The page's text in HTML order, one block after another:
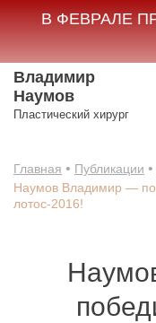
В ФЕВРАЛЕ
Владимир
Наумов
Пластический хирург
Главная • Публикации •
Наумов Владимир —
лотос-2016!